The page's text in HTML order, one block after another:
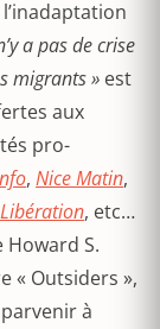
a pas de crise
migrants » est
aux
pro-
, Nice Matin,
Libération, etc…
Howard S.
« Outsiders »,
à